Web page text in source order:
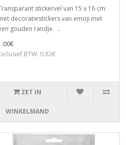
stickervel van 15 x 16 cm
decoratiestickers van emoji met
gouden randje. ..
BTW: 0.83€
ZET IN
WINKELMAND